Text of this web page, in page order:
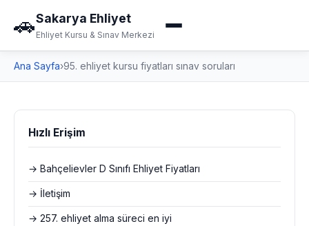
🚗Sakarya Ehliyet
Ehliyet Kursu & Sınav Merkezi
Ana Sayfa›95. ehliyet kursu fiyatları sınav soruları
Hızlı Erişim
→ Bahçelievler D Sınıfı Ehliyet Fiyatları
→ İletişim
→ 257. ehliyet alma süreci en iyi